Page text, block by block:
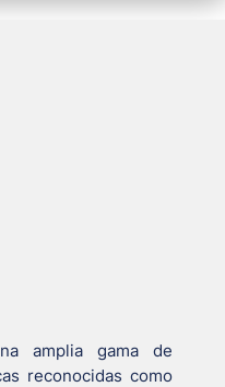
amplia gama de
reconocidas como